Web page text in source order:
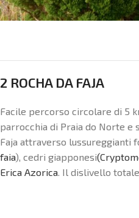
2 ROCHA DA FAJA
Facile percorso circolare di 5
parrocchia di Praia do Norte e
Faja attraverso lussureggianti
faia), cedri giapponesi
Erica Azorica. Il dislivello